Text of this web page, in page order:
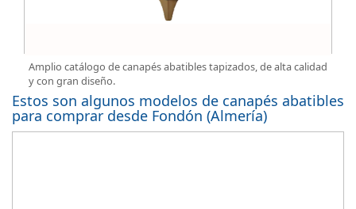
Amplio catálogo de canapés abatibles tapizados, de alta calidad
y con gran diseño.
Estos son algunos modelos de canapés abatibles
para comprar desde Fondón (Almería)